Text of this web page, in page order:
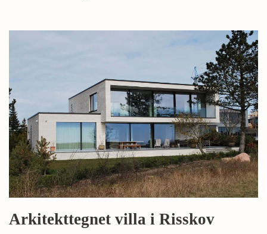
Arkitekttegnet villa i Risskov